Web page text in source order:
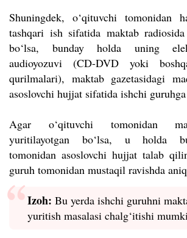
Shuningdek, o‘qituvchi tomonidan
tashqari ish sifatida maktab
bo‘lsa, bunday holda uning
audioyozuvi (CD-DVD yoki
qurilmalari), maktab gazetasidagi
asoslovchi hujjat sifatida ishchi
Agar o‘qituvchi tomonidan
yuritilayotgan bo‘lsa, u holda
tomonidan asoslovchi hujjat talab
guruh tomonidan mustaqil ravishda
Izoh: Bu yerda ishchi guruhni
yuritish masalasi chalg‘itishi